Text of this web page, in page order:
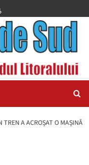
TREN A ACROȘAT O MAȘINĂ